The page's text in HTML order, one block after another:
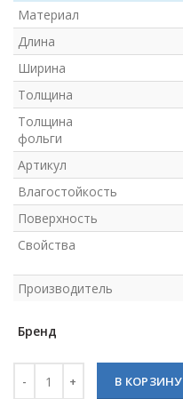
Материал
Длина
Ширина
Толщина
Толщина
фольги
Артикул
Влагостойкость
Поверхность
Свойства
Производитель
Бренд
В КОРЗИНУ